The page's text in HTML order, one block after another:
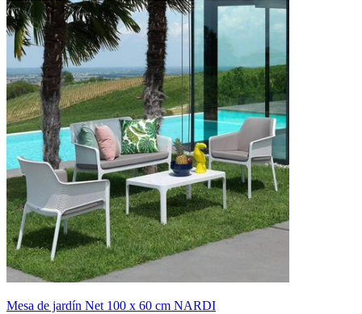
Mesa de jardín Net 100 x 60 cm NARDI